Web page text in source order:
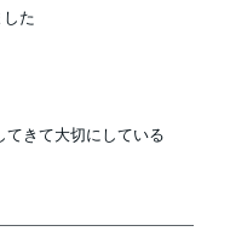
た
てきて大切にしている